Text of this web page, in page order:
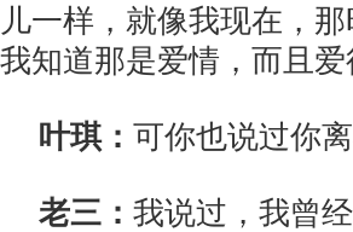
儿一样，就像我现在，
我知道那是爱情，而且爱
叶琪： 可你也说过你
老三： 我说过，我曾